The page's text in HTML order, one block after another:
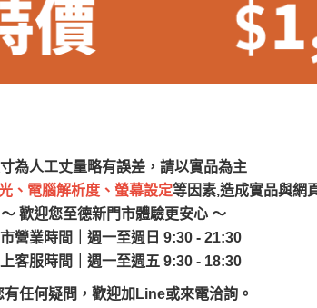
為人工丈量略有誤差，請以實品為主
、電腦解析度、螢幕設定等因素,造成實品與網
～ 歡迎您至德新門市體驗更安心 ～
市營業時間｜週一至週日 9:30 - 21:30
客服時間｜週一至週五 9:30 - 18:30
有任何疑問，歡迎加Line或來電洽詢。
新北市地區固定每周(三)、(日)兩天收送貨
台南、高雄、屏東、宜蘭、 花蓮、台東、金
因為人工丈量，難免會有些許誤差值(約正負
收到貨7日內通知客服人員(Line@ ID：
7日鑑賞期，商品使用年限，因客人使用習慣
則維修、搬運費用，需由消費者自行吸收(另事
非試用期)，若非商品品質瑕疵問題於鑑賞期內退
品則無享有商品一年保固之服務。